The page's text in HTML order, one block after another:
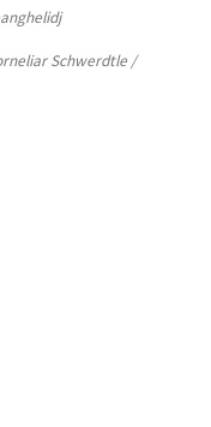
Schwerdtle /